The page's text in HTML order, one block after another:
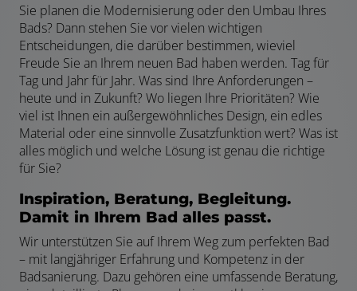
Sie planen die Modernisierung oder den Umbau Ihres
Bads? Dann stehen Sie vor vielen wichtigen
Entscheidungen, die darüber bestimmen, wieviel
Freude Sie an Ihrem neuen Bad haben werden. Tag für
Tag und Jahr für Jahr. Was sind Ihre Anforderungen –
heute und in Zukunft? Wo liegen Ihre Prioritäten? Wie
viel ist Ihnen ein außergewöhnliches Design, ein edles
Material oder eine sinnvolle Zusatzfunktion wert? Was ist
alles möglich und welche Lösung ist genau die richtige
für Sie?
Inspiration, Beratung, Begleitung.
Damit in Ihrem Bad alles passt.
Wir unterstützen Sie auf Ihrem Weg zum perfekten Bad
– mit langjähriger Erfahrung und Kompetenz in der
Badsanierung. Dazu gehören eine umfassende Beratung,